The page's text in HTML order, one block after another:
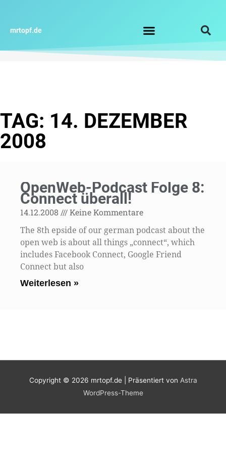
springen
mrtopf.de
TAG: 14. DEZEMBER
2008
OpenWeb-Podcast Folge 8:
Connect überall!
14.12.2008 Keine Kommentare
The 8th epside of our german podcast about the
open web is about all things „connect“, which
includes Facebook Connect, Google Friend
Connect but also
Weiterlesen »
Copyright © 2026 mrtopf.de| Präsentiert von Astra
WordPress-Theme